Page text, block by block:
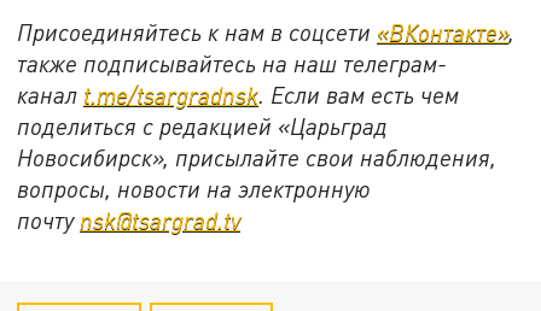
Присоединяйтесь к нам в соцсети «ВКонтакте»,
также подписывайтесь на наш телеграм-
канал t.me/tsargradnsk. Если вам есть чем
поделиться с редакцией «Царьград
Новосибирск», присылайте свои наблюдения,
вопросы, новости на электронную
почту nsk@tsargrad.tv